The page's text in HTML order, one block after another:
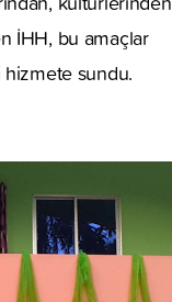
İHH, bu amaçlar
sundu.